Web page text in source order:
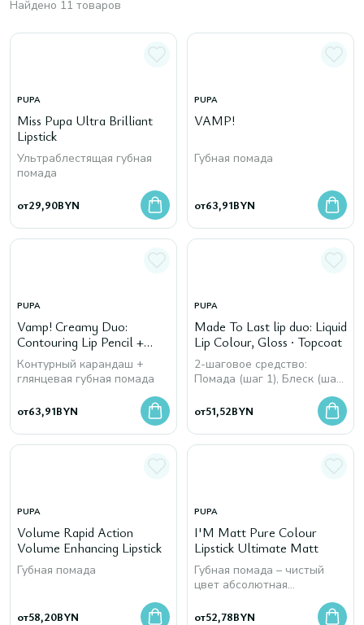
Найдено 11 товаров
PUPA
Miss Pupa Ultra Brilliant
Lipstick
Ультраблестящая губная
помада
от29,90BYN
PUPA
VAMP!
Губная помада
от63,91BYN
PUPA
Vamp! Creamy Duo:
Contouring Lip Pencil +
Shiny Lipstick
Контурный карандаш +
глянцевая губная помада
от63,91BYN
PUPA
Made To Last lip duo: Liquid
Lip Colour, Gloss ∙ Topcoat
2-шаговое средство:
Помада (шаг 1), Блеск (шаг
от51,52BYN
PUPA
Volume Rapid Action
Volume Enhancing Lipstick
Губная помада
от58,20BYN
PUPA
I'M Matt Pure Colour
Lipstick Ultimate Matt
Губная помада – чистый
цвет абсолютная
от52,78BYN